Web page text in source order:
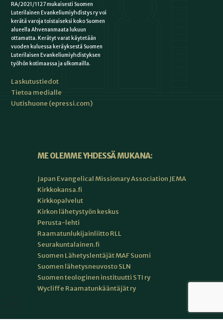
RA/2021/1127 mukaisesti Suomen
Luterilainen Evankeliumiyhdistys ry voi
kerätä varoja toistaiseksi koko Suomen
alueella Ahvenanmaata lukuun
ottamatta. Kerätyt varat käytetään
vuoden kuluessa keräyksestä Suomen
Luterilaisen Evankeliumiyhdistyksen
työhön kotimaassa ja ulkomailla.
Laskutustiedot
Tietoa medialle
Uutishuone (epressi.com)
ME OLEMME YHDESSÄ MUKANA:
Japan Evangelical Missionary Association JEMA
Kirkkokansa.fi
Kirkkopalvelut
Kirkon lähetystyön keskus
Perusta-lehti
Raamatunlukijainliitto RLL
Seurakuntalainen.fi
Suomen Lähetyslentäjät MAF Suomi
Suomen lähetysneuvosto SLN
Suomen teologinen instituutti STI ry
Wycliffe Raamatunkääntäjät ry